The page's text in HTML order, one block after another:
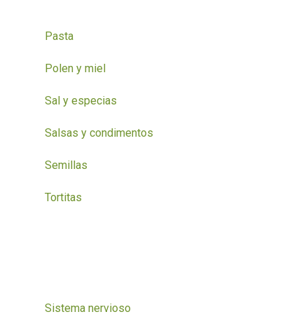
Pasta
Polen y miel
Sal y especias
Salsas y condimentos
Semillas
Tortitas
Sistema nervioso